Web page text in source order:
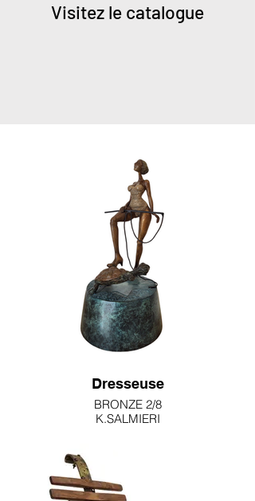
Visitez le catalogue
Dresseuse
BRONZE 2/8
K.SALMIERI